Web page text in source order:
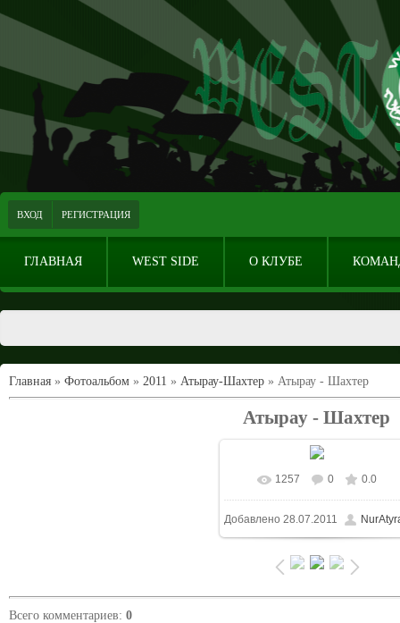
ВХОД РЕГИСТРАЦИЯ
ГЛАВНАЯ WEST SIDE О КЛУБЕ
Главная » Фотоальбом » 2011 » Атырау-Шахтер » Атырау - Шахтер
Атырау - Шахтер
В реальном размере
1024x683/ 149.5Kb
1257 0 0.0
Добавлено 28.07.2011
Всего комментариев: 0